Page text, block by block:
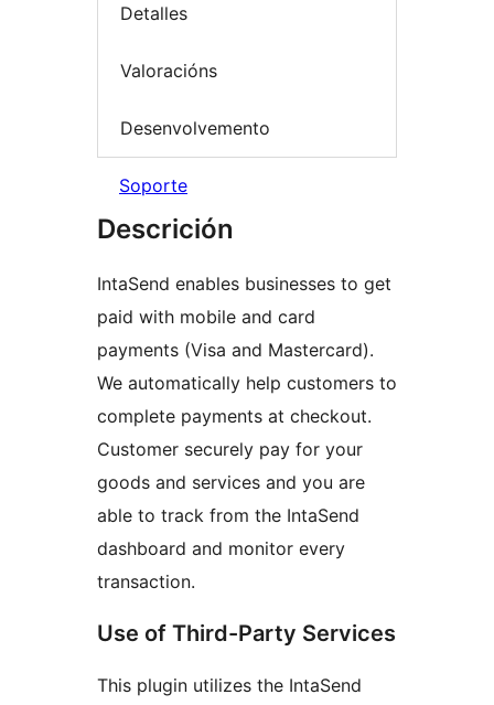
Detalles
Valoracións
Desenvolvemento
Soporte
Descrición
IntaSend enables businesses to get
paid with mobile and card
payments (Visa and Mastercard).
We automatically help customers to
complete payments at checkout.
Customer securely pay for your
goods and services and you are
able to track from the IntaSend
dashboard and monitor every
transaction.
Use of Third-Party Services
This plugin utilizes the IntaSend